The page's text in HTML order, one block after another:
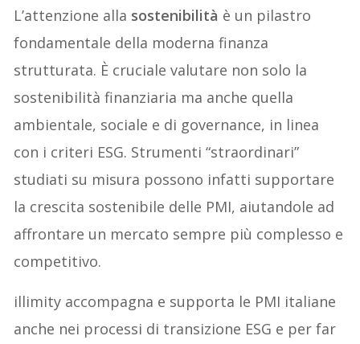
L’attenzione alla sostenibilità è un pilastro
fondamentale della moderna finanza
strutturata. È cruciale valutare non solo la
sostenibilità finanziaria ma anche quella
ambientale, sociale e di governance, in linea
con i criteri ESG. Strumenti “straordinari”
studiati su misura possono infatti supportare
la crescita sostenibile delle PMI, aiutandole ad
affrontare un mercato sempre più complesso e
competitivo.
illimity accompagna e supporta le PMI italiane
anche nei processi di transizione ESG e per far